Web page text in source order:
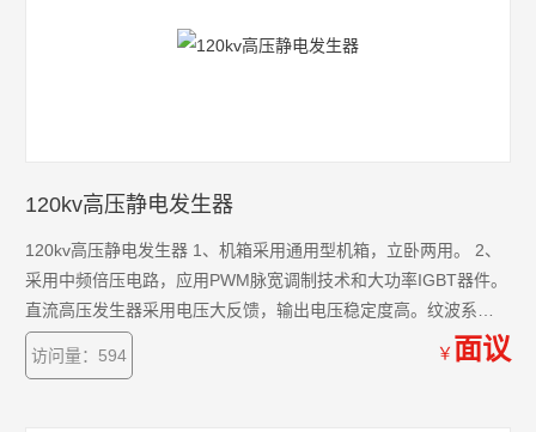
120kv高压静电发生器
120kv高压静电发生器 1、机箱采用通用型机箱，立卧两用。 2、
采用中频倍压电路，应用PWM脉宽调制技术和大功率IGBT器件。
直流高压发生器采用电压大反馈，输出电压稳定度高。纹波系数
≤1%。全量程平滑调压，电压调节细度好。调节精度≤0.5%,稳定
度≤1%，电压误差&#177;1%（读数&#177;0.2KV）电流误差
访问量：594 ￥ 面议